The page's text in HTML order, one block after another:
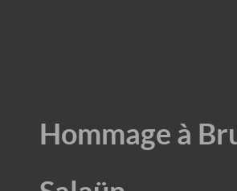
Hommage à